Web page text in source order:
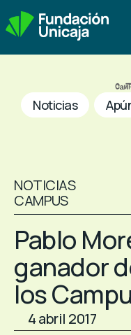
Noticias
NOTICIAS
CAMPUS
Pablo
ganador
los
4 abril 2017